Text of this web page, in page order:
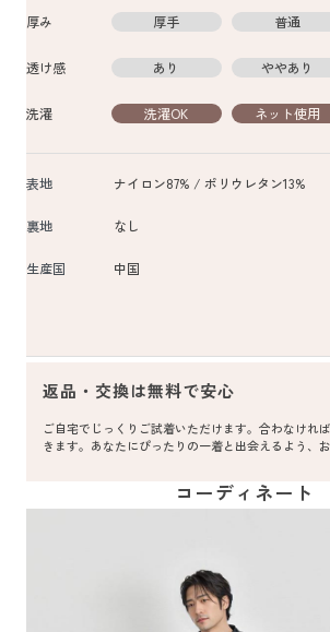
厚み 厚手 普通
透け感 あり ややあり
洗濯 洗濯OK ネット使用
表地 ナイロン87% / ポリウレタン13%
裏地 なし
生産国 中国
返品・交換は無料で安心
ご自宅でじっくりご試着いただけます。合わなけれ
きます。あなたにぴったりの一着と出会えるよう、
コーディネート